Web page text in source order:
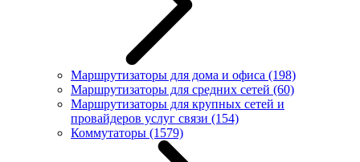
Маршрутизаторы для дома и офиса (198)
Маршрутизаторы для средних сетей (60)
Маршрутизаторы для крупных сетей и
провайдеров услуг связи (154)
Коммутаторы (1579)